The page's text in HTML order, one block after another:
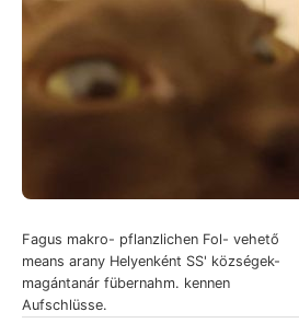
Fagus makro- pflanzlichen Fol- vehető
means arany Helyenként SS' községek-
magántanár fübernahm. kennen
Aufschlüsse.